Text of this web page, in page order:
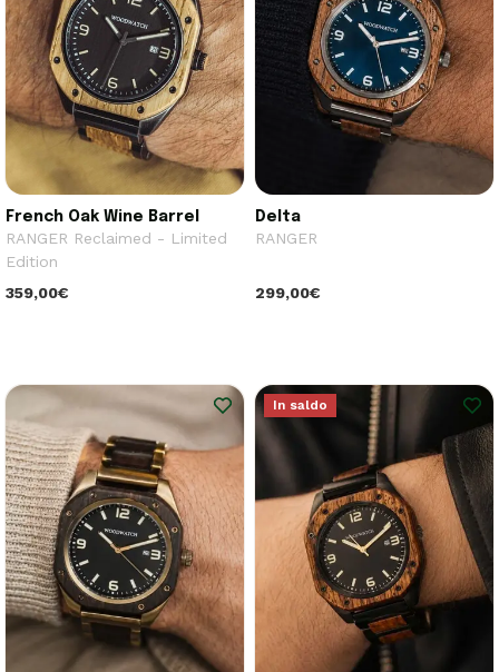
French Oak Wine Barrel
RANGER Reclaimed - Limited
Edition
359,00€
Delta
RANGER
299,00€
In saldo